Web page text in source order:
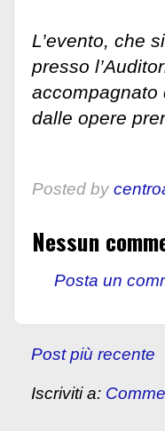
L’evento, che
presso
accompagnato
dalle opere
Posted by
Nessun
Posta un
Post più recente
Iscriviti a: